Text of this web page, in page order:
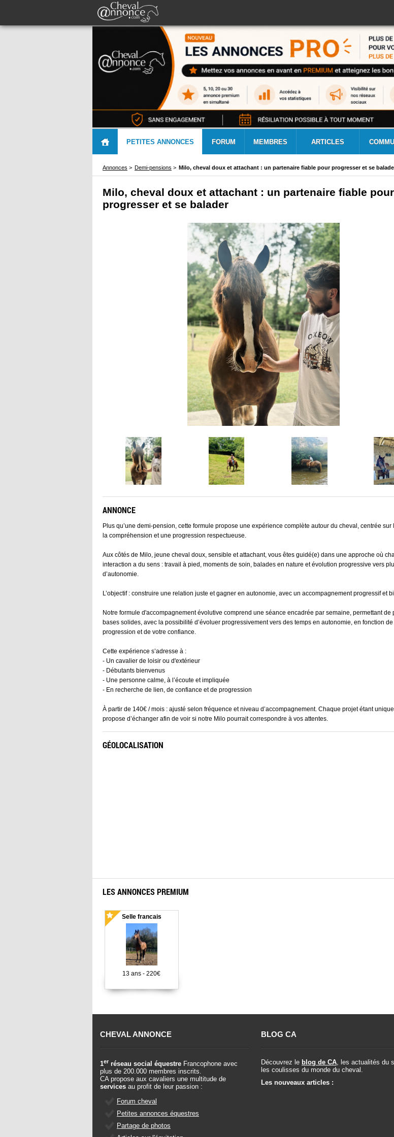
PETITES ANNONCES FORUM MEMBRES ARTICLES
Annonces > Demi-pensions > Milo, cheval doux et attachant : un partenaire fiable pour progresser et se
Milo, cheval doux et attachant : un partenaire fiable pour
progresser et se balader
ANNONCE
Plus qu’une demi-pension, cette formule propose une expérience complète autour du cheval, centrée sur
la compréhension et une progression respectueuse.
Aux côtés de Milo, jeune cheval doux, sensible et attachant, vous êtes guidé(e) dans une approche où
interaction a du sens : travail à pied, moments de soin, balades en nature et évolution progressive vers
d’autonomie.
L’objectif : construire une relation juste et gagner en autonomie, avec un accompagnement progressif et
Notre formule d'accompagnement évolutive comprend une séance encadrée par semaine, permettant de
bases solides, avec la possibilité d’évoluer progressivement vers des temps en autonomie, en fonction de
progression et de votre confiance.
Cette expérience s’adresse à :
- Un cavalier de loisir ou d'extérieur
- Débutants bienvenus
- Une personne calme, à l’écoute et impliquée
- En recherche de lien, de confiance et de progression
À partir de 140€ / mois : ajusté selon fréquence et niveau d’accompagnement. Chaque projet étant
propose d’échanger afin de voir si notre Milo pourrait correspondre à vos attentes.
GÉOLOCALISATION
LES ANNONCES PREMIUM
Selle francais
13 ans - 220€
CHEVAL ANNONCE
1er réseau social équestre Francophone avec
plus de 200.000 membres inscrits.
CA propose aux cavaliers une multitude de
services au profit de leur passion :
Forum cheval
Petites annonces équestres
Partage de photos
BLOG CA
Découvrez le blog de CA , les actualités du
les coulisses du monde du cheval.
Les nouveaux articles :